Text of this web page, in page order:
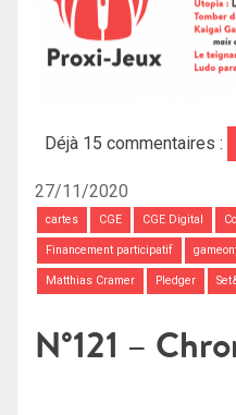
Déjà 15 commentaires :
27/11/2020
cartes CGE CGE Digital
Financement participatif
Matthias Cramer Pledger
N°121 –